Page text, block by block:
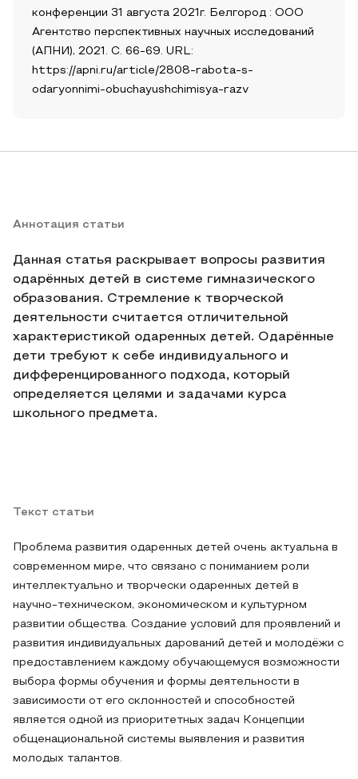
конференции 31 августа 2021г. Белгород : ООО
Агентство перспективных научных исследований
(АПНИ), 2021. С. 66-69. URL:
https://apni.ru/article/2808-rabota-s-
odaryonnimi-obuchayushchimisya-razv
Аннотация статьи
Данная статья раскрывает вопросы развития
одарённых детей в системе гимназического
образования. Стремление к творческой
деятельности считается отличительной
характеристикой одаренных детей. Одарённые
дети требуют к себе индивидуального и
дифференцированного подхода, который
определяется целями и задачами курса
школьного предмета.
Текст статьи
Проблема развития одаренных детей очень актуальна в
современном мире, что связано с пониманием роли
интеллектуально и творчески одаренных детей в
научно-техническом, экономическом и культурном
развитии общества. Создание условий для проявлений и
развития индивидуальных дарований детей и молодёжи с
предоставлением каждому обучающемуся возможности
выбора формы обучения и формы деятельности в
зависимости от его склонностей и способностей
является одной из приоритетных задач Концепции
общенациональной системы выявления и развития
молодых талантов.